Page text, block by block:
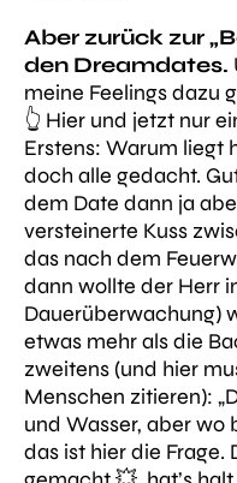
Aber zurück zur
den Dreamdates.
meine Feelings dazu
👆 Hier und jetzt nur
Erstens: Warum liegt
doch alle gedacht.
dem Date dann ja
versteinerte Kuss
das nach dem
dann wollte der Herr
Dauerüberwachung)
etwas mehr als die
zweitens (und hier
Menschen zitieren):
und Wasser, aber wo
das ist hier die